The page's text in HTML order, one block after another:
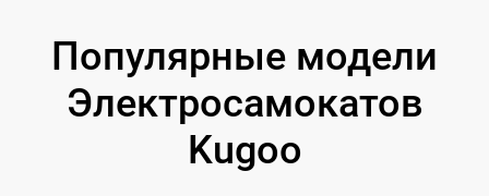
Популярные модели
Электросамокатов
Kugoo